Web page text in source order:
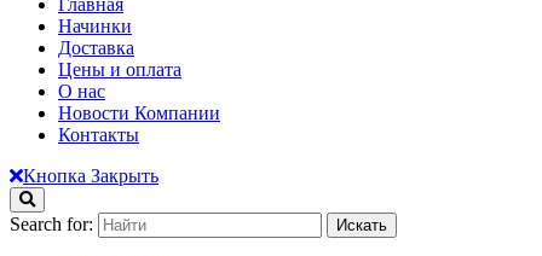
Главная
Начинки
Доставка
Цены и оплата
О нас
Новости Компании
Контакты
Кнопка Закрыть
Search for: